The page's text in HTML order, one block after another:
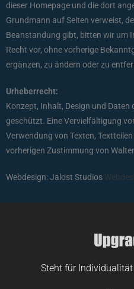
dieser Homepage und die dort
Grundmann auf Seiten verweist,
Beanstandung gibt, bitten wir um
Recht vor, ohne vorherige
ergänzen, zu ändern oder zu
Urheberrecht:
Konzept, Inhalt, Design und
geschützt. Eine Vervielfältigung
Verwendung von Texten,
vorherigen Zustimmung von
Webdesign: Jalost Studios
Steht für